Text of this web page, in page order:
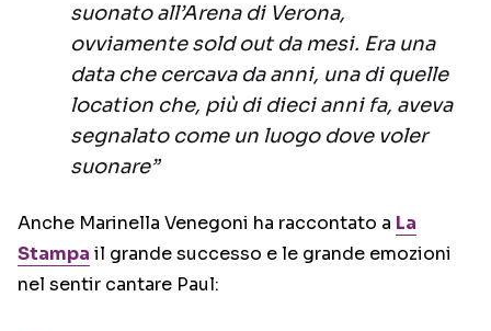
suonato all’Arena di Verona,
ovviamente sold out da mesi. Era una
data che cercava da anni, una di quelle
location che, più di dieci anni fa, aveva
segnalato come un luogo dove voler
suonare”
Anche Marinella Venegoni ha raccontato a La
Stampa il grande successo e le grande emozioni
nel sentir cantare Paul: